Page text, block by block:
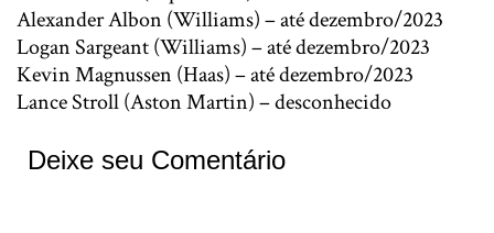
Alexander Albon (Williams) – até dezembro/2023
Logan Sargeant (Williams) – até dezembro/2023
Kevin Magnussen (Haas) – até dezembro/2023
Lance Stroll (Aston Martin) – desconhecido
Deixe seu Comentário